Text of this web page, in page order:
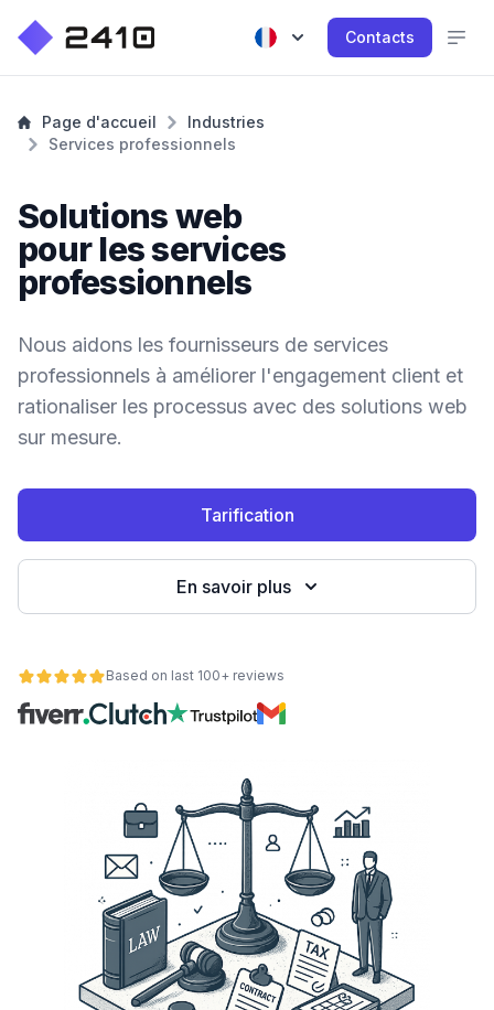
Contacts
Page d'accueil
Industries
Services professionnels
Solutions web
pour les services
professionnels
Nous aidons les fournisseurs de services
professionnels à améliorer l'engagement client et
rationaliser les processus avec des solutions web
sur mesure.
Tarification
En savoir plus
Based on last 100+ reviews